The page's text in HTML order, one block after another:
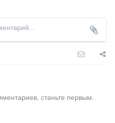
станьте первым.